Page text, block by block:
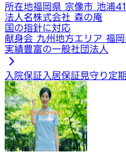
所在地福岡県 宗像市 池浦
法人名株式会社 森の庵
国の指針に対応
献身会 九州地方エリア 福
実績豊富の一般社団法人
入院保証 入居保証見守り定